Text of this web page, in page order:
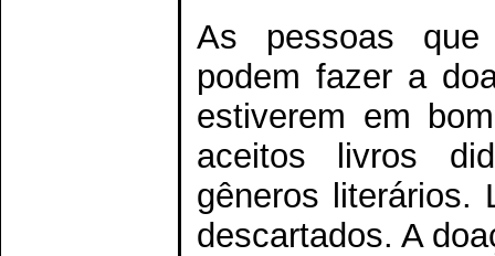
As pessoas que
podem fazer a
estiverem em
aceitos livros
gêneros literários.
descartados. A